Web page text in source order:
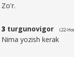
Zo'r.
3 turgunovigor (22-
Nima yozish kerak